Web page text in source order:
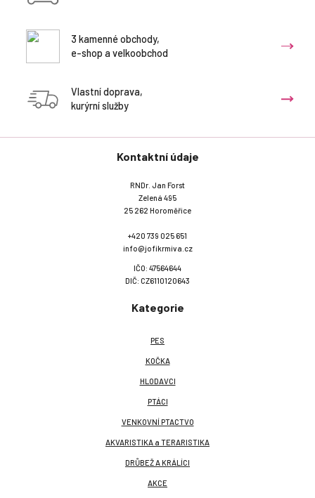
3 kamenné obchody,
e-shop a velkoobchod
Vlastní doprava,
kurýrní služby
Kontaktní údaje
RNDr. Jan Forst
Zelená 495
25 262 Horoměřice
+420 739 025 651
info@jofikrmiva.cz
IČO: 47564644
DIČ: CZ6110120643
Kategorie
PES
KOČKA
HLODAVCI
PTÁCI
VENKOVNÍ PTACTVO
AKVARISTIKA a TERARISTIKA
DRŮBEŽ A KRÁLÍCI
AKCE